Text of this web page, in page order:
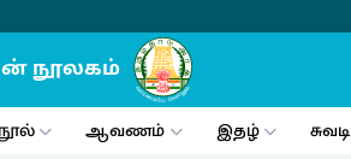
ஆவணம் இதழ் சுவடி